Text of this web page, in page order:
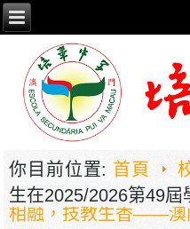
你目前位置: 首頁
生在2025/2026第49
2026年职业教育国家
相融，技教生香——澳
建构》